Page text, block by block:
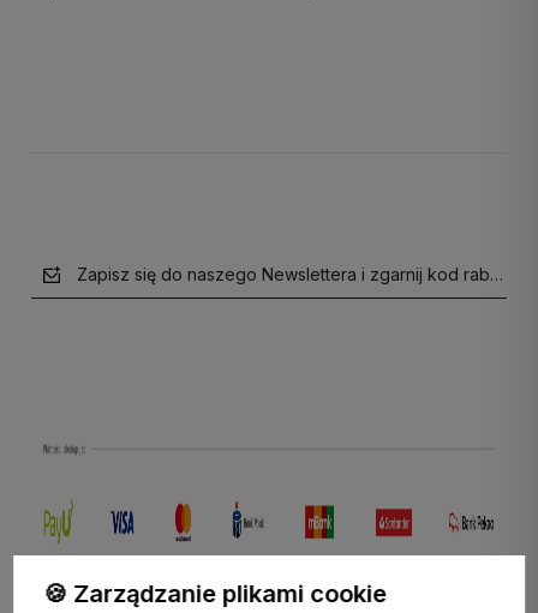
Zapisz się do naszego Newslettera i zgarnij kod
🍪 Zarządzanie plikami cookie